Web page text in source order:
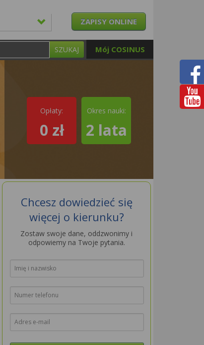
ZAPISY ONLINE
Mój COSINUS
SZUKAJ
Opłaty:
0 zł
Okres nauki:
2 lata
Chcesz dowiedzieć się
więcej o kierunku?
Zostaw swoje dane, oddzwonimy i
odpowiemy na Twoje pytania.